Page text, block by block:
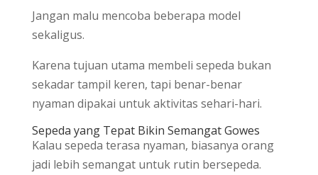
Jangan malu mencoba beberapa model
sekaligus.
Karena tujuan utama membeli sepeda bukan
sekadar tampil keren, tapi benar-benar
nyaman dipakai untuk aktivitas sehari-hari.
Sepeda yang Tepat Bikin Semangat Gowes
Kalau sepeda terasa nyaman, biasanya orang
jadi lebih semangat untuk rutin bersepeda.